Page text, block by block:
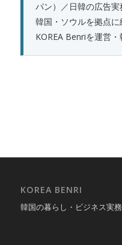
パン）／日韓の広告実
韓国・ソウルを拠点に
KOREA Benriを運営・
KOREA BENRI
韓国の暮らし・ビジネス実